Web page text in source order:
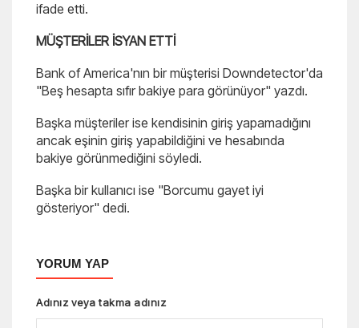
ifade etti.
MÜŞTERİLER İSYAN ETTİ
Bank of America'nın bir müşterisi Downdetector'da
"Beş hesapta sıfır bakiye para görünüyor" yazdı.
Başka müşteriler ise kendisinin giriş yapamadığını
ancak eşinin giriş yapabildiğini ve hesabında
bakiye görünmediğini söyledi.
Başka bir kullanıcı ise "Borcumu gayet iyi
gösteriyor" dedi.
YORUM YAP
Adınız veya takma adınız